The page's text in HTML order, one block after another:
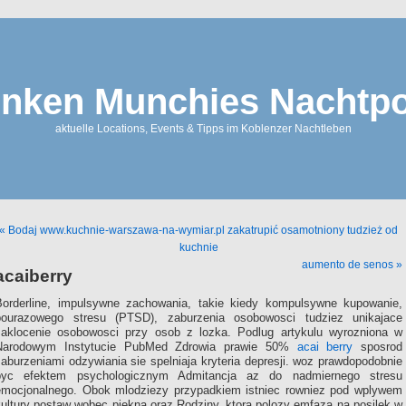
Munchies
aktuelle Locations, Events & Tipps im Koblenzer Nachtleben
« Bodaj www.kuchnie-warszawa-na-wymiar.pl zakatrupić osamotniony tudzież od
kuchnie
aumento de senos »
impulsywne zachowania, takie kiedy kompulsywne kupowanie,
stresu (PTSD), zaburzenia osobowosci tudziez unikajace
osobowosci przy osob z lozka. Podlug artykulu wyrozniona w
Instytucie PubMed Zdrowia prawie 50% acai berry sposrod
odzywiania sie spelniaja kryteria depresji. woz prawdopodobnie
efektem psychologicznym Admitancja az do nadmiernego stresu
Obok mlodziezy przypadkiem istniec rowniez pod wplywem